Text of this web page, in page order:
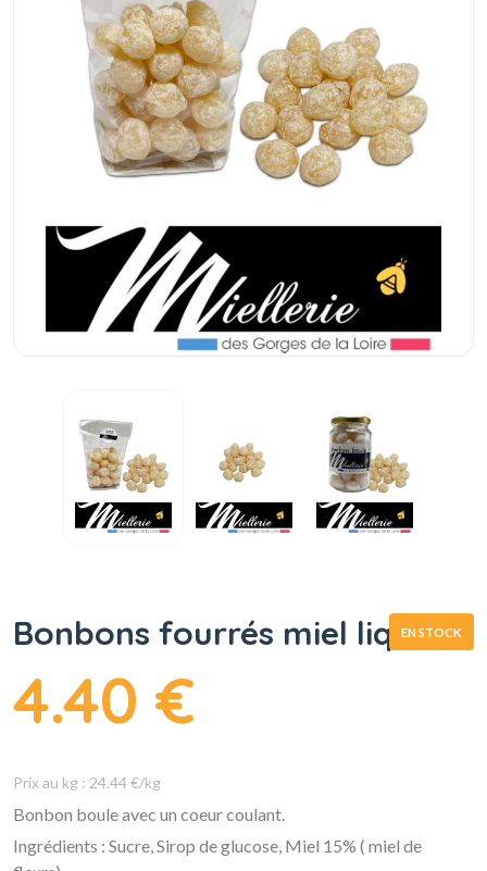
Bonbons fourrés miel liquide
EN STOCK
4.40 €
Prix au kg : 24.44 €/kg
Bonbon boule avec un coeur coulant.
Ingrédients : Sucre, Sirop de glucose, Miel 15% ( miel de